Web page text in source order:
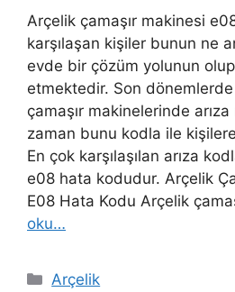
Arçelik çamaşır makinesi
karşılaşan kişiler bunun ne
evde bir çözüm yolunun olup
etmektedir. Son
çamaşır makinelerinde
zaman bunu kodla ile
En çok karşılaşılan arıza
e08 hata kodudur. Arçelik
E08 Hata Kodu Arçelik
oku…
Kategoriler
Arçelik